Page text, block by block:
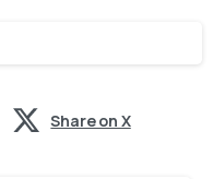
Share on X